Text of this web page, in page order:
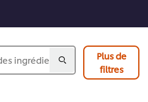
Plus de
filtres